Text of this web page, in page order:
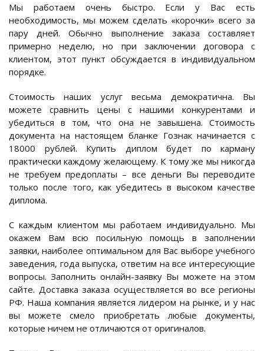
Мы работаем очень быстро. Если у Вас есть
необходимость, мы можем сделать «корочки» всего за
пару дней. Обычно выполнение заказа составляет
примерно неделю, но при заключении договора с
клиентом, этот пункт обсуждается в индивидуальном
порядке.
Стоимость наших услуг весьма демократична. Вы
можете сравнить цены с нашими конкурентами и
убедиться в том, что она не завышена. Стоимость
документа на настоящем бланке Гознак начинается с
18000 рублей. Купить диплом будет по карману
практически каждому желающему. К тому же мы никогда
не требуем предоплаты – все деньги Вы переводите
только после того, как убедитесь в высоком качестве
диплома.
С каждым клиентом мы работаем индивидуально. Мы
окажем Вам всю посильную помощь в заполнении
заявки, наиболее оптимальном для Вас выборе учебного
заведения, года выпуска, ответим на все интересующие
вопросы. Заполнить онлайн-заявку Вы можете на этом
сайте. Доставка заказа осуществляется во все регионы
РФ. Наша компания является лидером на рынке, и у нас
вы можете смело приобретать любые документы,
которые ничем не отличаются от оригиналов.